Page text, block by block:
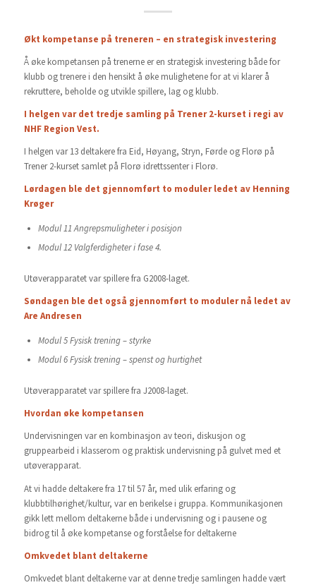
Økt kompetanse på treneren – en strategisk investering
Å øke kompetansen på trenerne er en strategisk investering både for
klubb og trenere i den hensikt å øke mulighetene for at vi klarer å
rekruttere, beholde og utvikle spillere, lag og klubb.
I helgen var det tredje samling på Trener 2-kurset i regi av
NHF Region Vest.
I helgen var 13 deltakere fra Eid, Høyang, Stryn, Førde og Florø på
Trener 2-kurset samlet på Florø idrettssenter i Florø.
Lørdagen ble det gjennomført to moduler ledet av Henning
Krøger
Modul 11 Angrepsmuligheter i posisjon
Modul 12 Valgferdigheter i fase 4.
Utøverapparatet var spillere fra G2008-laget.
Søndagen ble det også gjennomført to moduler nå ledet av
Are Andresen
Modul 5 Fysisk trening – styrke
Modul 6 Fysisk trening – spenst og hurtighet
Utøverapparatet var spillere fra J2008-laget.
Hvordan øke kompetansen
Undervisningen var en kombinasjon av teori, diskusjon og
gruppearbeid i klasserom og praktisk undervisning på gulvet med et
utøverapparat.
At vi hadde deltakere fra 17 til 57 år, med ulik erfaring og
klubbtilhørighet/kultur, var en berikelse i gruppa. Kommunikasjonen
gikk lett mellom deltakerne både i undervisning og i pausene og
bidrog til å øke kompetanse og forståelse for deltakerne
Omkvedet blant deltakerne
Omkvedet blant deltakerne var at denne tredje samlingen hadde vært